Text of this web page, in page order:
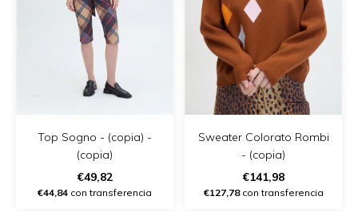
Top Sogno - (copia) -
(copia)
€49,82
€44,84 con transferencia
Sweater Colorato Rombi
- (copia)
€141,98
€127,78con transferencia